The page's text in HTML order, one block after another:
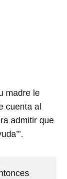
madre le
cuenta al
admitir que